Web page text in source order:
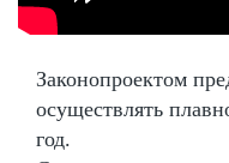
Законопроектом
осуществлять
год.